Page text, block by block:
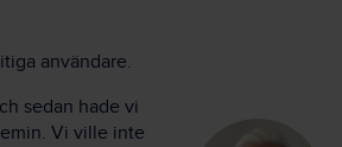
användare.
sedan hade vi
Vi ville inte